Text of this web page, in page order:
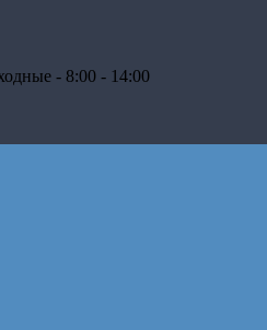
- 8:00 - 14:00